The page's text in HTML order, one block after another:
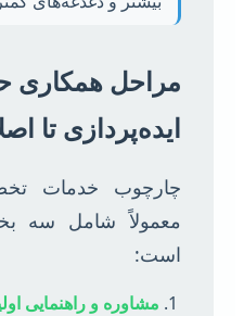
مراحل همکاری
ایده‌پردازی تا
چارچوب خدمات
معمولاً شامل سه
است:
مشاوره و راهنمایی